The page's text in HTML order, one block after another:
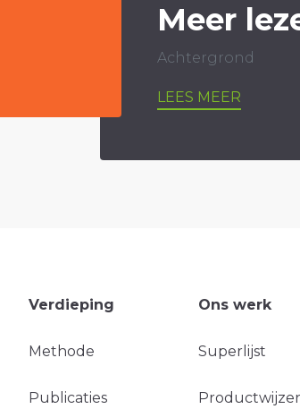
Meer
Achtergrond
LEES MEER
Verdieping
Methode
Publicaties
Ons werk
Superlijst